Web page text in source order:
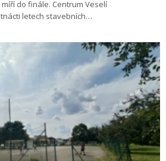
do finále. Centrum Veselí
letech stavebních…